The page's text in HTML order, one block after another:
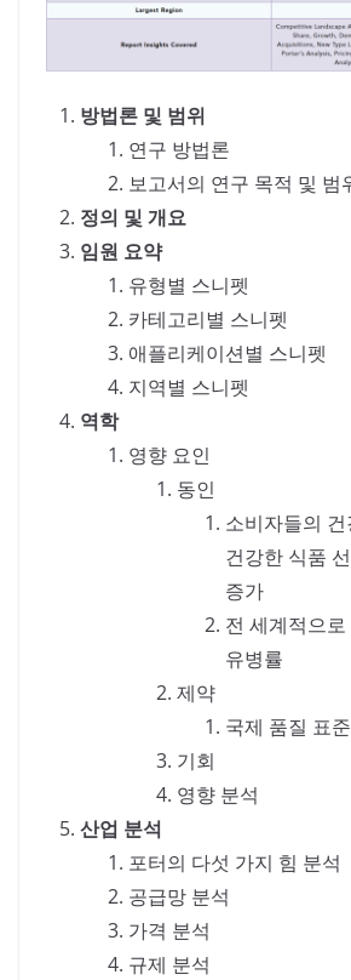
방법론 및 범위
연구 방법론
보고서의 연구 목적 및 범
정의 및 개요
임원 요약
유형별 스니펫
카테고리별 스니펫
애플리케이션별 스니펫
지역별 스니펫
역학
영향 요인
동인
소비자들의
건강한 식품
증가
전 세계적으
유병률
제약
국제 품질 표
기회
영향 분석
산업 분석
포터의 다섯 가지 힘 분석
공급망 분석
가격 분석
규제 분석